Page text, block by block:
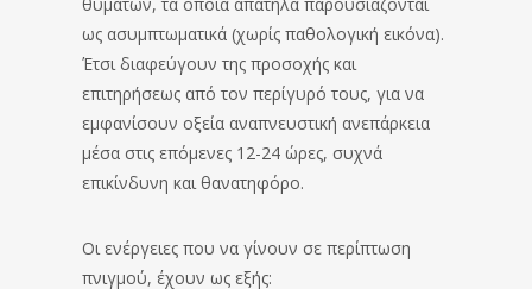
ως ασυμπτωματικά (χωρίς παθολογική εικόνα).
Έτσι διαφεύγουν της προσοχής και
επιτηρήσεως από τον περίγυρό τους, για να
εμφανίσουν οξεία αναπνευστική ανεπάρκεια
μέσα στις επόμενες 12-24 ώρες, συχνά
επικίνδυνη και θανατηφόρο.
Οι ενέργειες που να γίνουν σε περίπτωση
πνιγμού, έχουν ως εξής: